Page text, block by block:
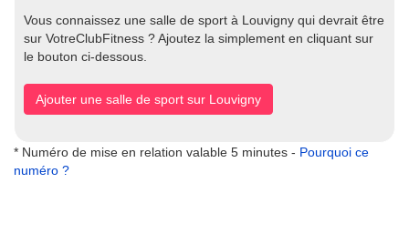
Vous connaissez une salle de sport à Louvigny qui devrait être
sur VotreClubFitness ? Ajoutez la simplement en cliquant sur
le bouton ci-dessous.
Ajouter une salle de sport sur Louvigny
* Numéro de mise en relation valable 5 minutes - Pourquoi ce
numéro ?